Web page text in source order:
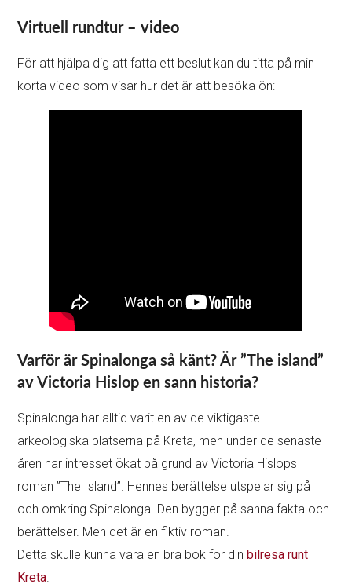
Virtuell rundtur – video
För att hjälpa dig att fatta ett beslut kan du titta på min
korta video som visar hur det är att besöka ön:
Varför är Spinalonga så känt? Är ”The island”
av Victoria Hislop en sann historia?
Spinalonga har alltid varit en av de viktigaste
arkeologiska platserna på Kreta, men under de senaste
åren har intresset ökat på grund av Victoria Hislops
roman ”The Island”. Hennes berättelse utspelar sig på
och omkring Spinalonga. Den bygger på sanna fakta och
berättelser. Men det är en fiktiv roman.
Detta skulle kunna vara en bra bok för din bilresa runt
Kreta.